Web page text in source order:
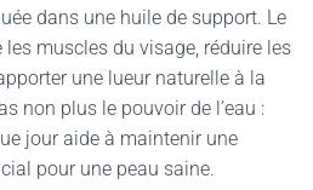
dans une huile de support. Le
muscles du visage, réduire les
une lueur naturelle à la
non plus le pouvoir de l’eau :
jour aide à maintenir une
pour une peau saine.